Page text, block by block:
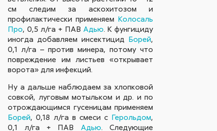
см следим за аскохитозом и
профилактически применяем Колосаль
Про, 0,5 л/га + ПАВ Адью. К фунгициду
иногда добавляем инсектицид Борей,
0,1 л/га – против минера, потому что
повреждение им листьев «открывает
ворота» для инфекций.
Ну а дальше наблюдаем за хлопковой
совкой, луговым мотыльком и др. и по
отрождающимся гусеницам применяем
Борей, 0,18 л/га в смеси с Герольдом,
0,1 л/га + ПАВ Адью. Следующие